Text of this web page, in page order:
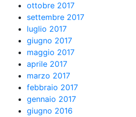
ottobre 2017
settembre 2017
luglio 2017
giugno 2017
maggio 2017
aprile 2017
marzo 2017
febbraio 2017
gennaio 2017
giugno 2016